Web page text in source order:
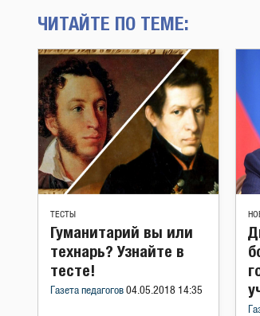
ЧИТАЙТЕ ПО ТЕМЕ:
ТЕСТЫ
Гуманитарий вы или
технарь? Узнайте в
тесте!
Газета педагогов 04.05.2018 14:35